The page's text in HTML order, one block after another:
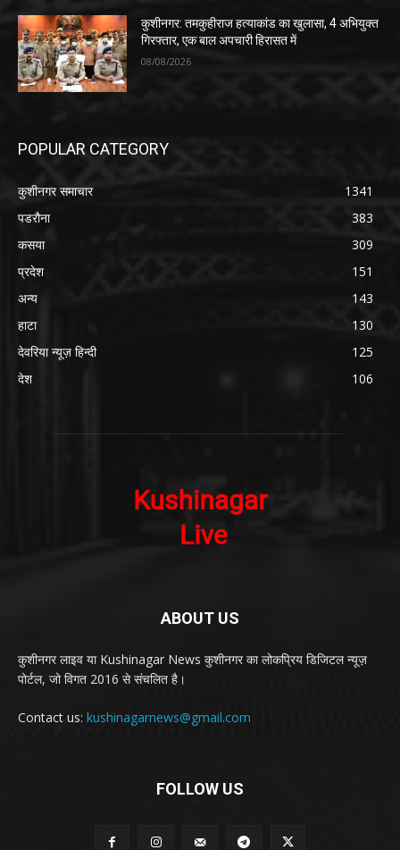
कुशीनगर: तमकुहीराज हत्याकांड का खुलासा, 4 अभियुक्त
गिरफ्तार, एक बाल अपचारी हिरासत में
08/08/2026
POPULAR CATEGORY
कुशीनगर समाचार
1341
पडरौना
383
कसया
309
प्रदेश
151
अन्य
143
हाटा
130
देवरिया न्यूज़ हिन्दी
125
देश
106
ABOUT US
कुशीनगर लाइव या Kushinagar News कुशीनगर का लोकप्रिय डिजिटल न्यूज़
पोर्टल, जो विगत 2016 से संचलित है।
Contact us: kushinagarnews@gmail.com
FOLLOW US